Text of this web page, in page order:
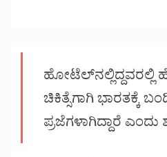
ಹೋಟೆಲ್‌ನಲ್ಲಿದ್ದವರಲ್ಲಿ
ಚಿಕಿತ್ಸೆಗಾಗಿ ಭಾರತಕ್ಕೆ
ಪ್ರಜೆಗಳಾಗಿದ್ದಾರೆ